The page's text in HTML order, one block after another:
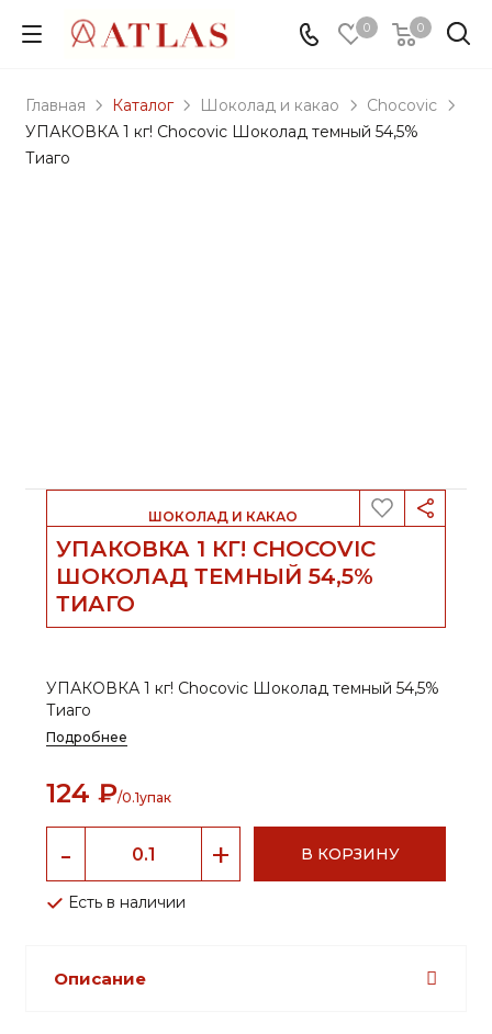
0 0
Главная Каталог Шоколад и какао
Chocovic
УПАКОВКА 1 кг! Chocovic Шоколад темный 54,5%
Тиаго
                            ШОКОЛАД И КАКАО
УПАКОВКА 1 КГ! CHOCOVIC
ШОКОЛАД ТЕМНЫЙ 54,5%
ТИАГО
УПАКОВКА 1 кг! Chocovic Шоколад темный 54,5%
Тиаго
Подробнее
124 ₽/0.1упак
В КОРЗИНУ
Есть в наличии
Описание